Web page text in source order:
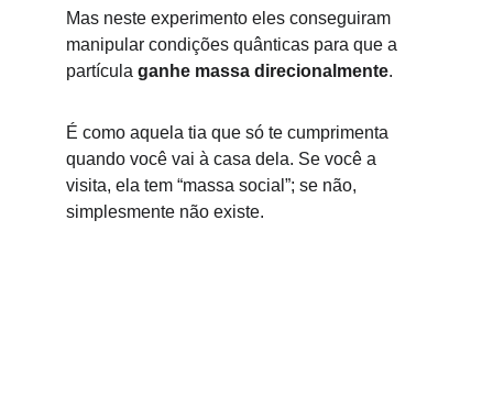
Mas neste experimento eles conseguiram
manipular condições quânticas para que a
partícula ganhe massa direcionalmente.
É como aquela tia que só te cumprimenta
quando você vai à casa dela. Se você a
visita, ela tem “massa social”; se não,
simplesmente não existe.